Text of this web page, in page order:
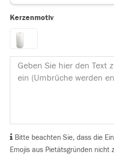
Kerzenmotiv
Bitte beachten Sie, dass die
Emojis aus Pietätsgründen nicht